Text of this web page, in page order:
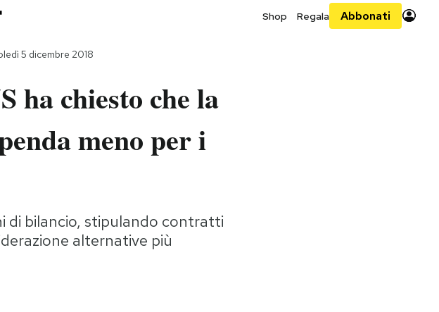
Shop Regala Abbonati
5 dicembre 2018
ha chiesto che la
meno per i
di bilancio, stipulando contratti
alternative più